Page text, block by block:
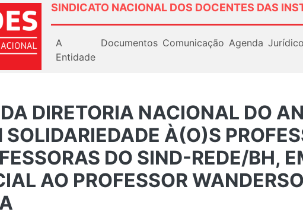
SINDICATO NACIONAL DOS DOCENTES DAS
A
Entidade
Documentos Comunicação Agenda Jurídico
DIRETORIA NACIONAL DO
SOLIDARIEDADE À(O)S
DO SIND-REDE/BH,
AO PROFESSOR